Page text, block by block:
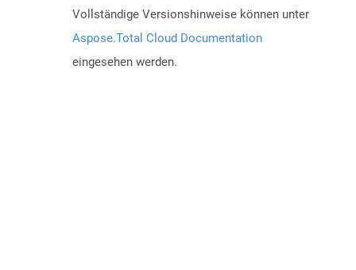
Vollständige Versionshinweise können unter
Aspose.Total Cloud Documentation
eingesehen werden.